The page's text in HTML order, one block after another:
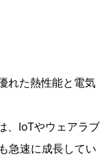
れた熱性能と電気
、IoTやウェアラブ
急速に成長してい